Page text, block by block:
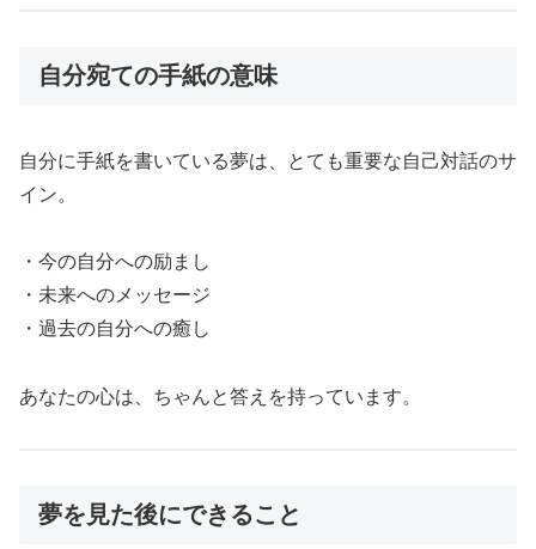
自分宛ての手紙の意味
自分に手紙を書いている夢は、とても重要な自己対話のサ
イン。
・今の自分への励まし
・未来へのメッセージ
・過去の自分への癒し
あなたの心は、ちゃんと答えを持っています。
夢を見た後にできること